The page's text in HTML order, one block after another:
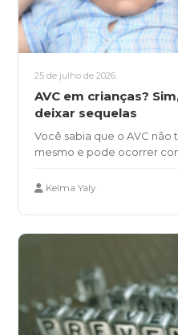
25 de julho de 2026
AVC em crianças?
deixar sequelas
Você sabia que o AVC não
mesmo e pode ocorrer
Kelma Yaly